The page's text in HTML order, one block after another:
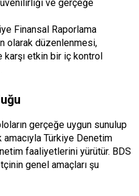
ve gerçeğe
Finansal Raporlama
olarak düzenlenmesi,
etkin bir iç kontrol
gerçeğe uygun sunulup
amacıyla Türkiye Denetim
faaliyetlerini yürütür. BDS
genel amaçları şu